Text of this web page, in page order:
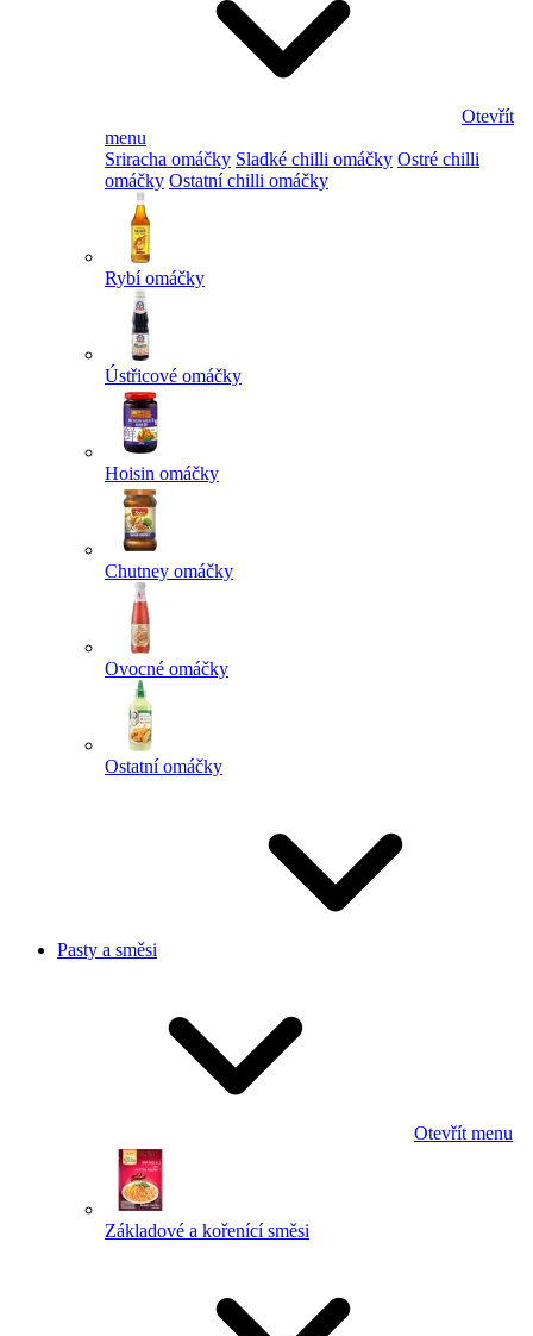
Otevřít
menu
Sriracha omáčky Sladké chilli omáčky Ostré chilli
omáčky Ostatní chilli omáčky
Rybí omáčky
Ústřicové omáčky
Hoisin omáčky
Chutney omáčky
Ovocné omáčky
Ostatní omáčky
Pasty a směsi
Otevřít menu
Základové a kořenící směsi